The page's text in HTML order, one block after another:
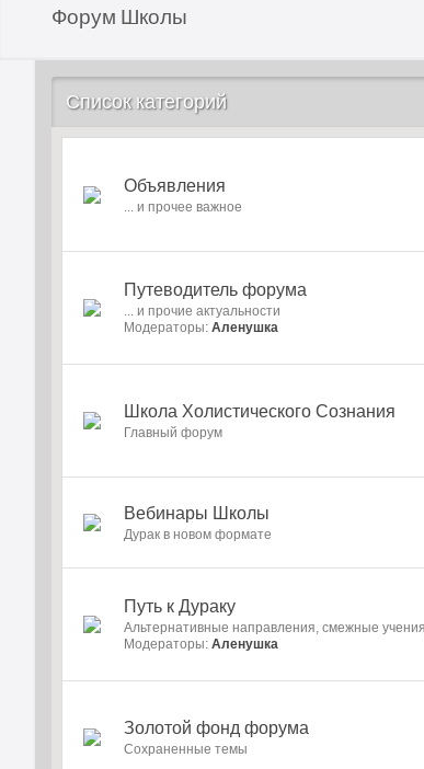
Форум Школы
Список категорий
Объявления
... и прочее важное
Путеводитель форума
... и прочие актуальности
Модераторы:Аленушка
Школа Холистического Сознания
Главный форум
Вебинары Школы
Дурак в новом формате
Путь к Дураку
Альтернативные направления, смежные
Модераторы:Аленушка
Золотой фонд форума
Cохраненные темы